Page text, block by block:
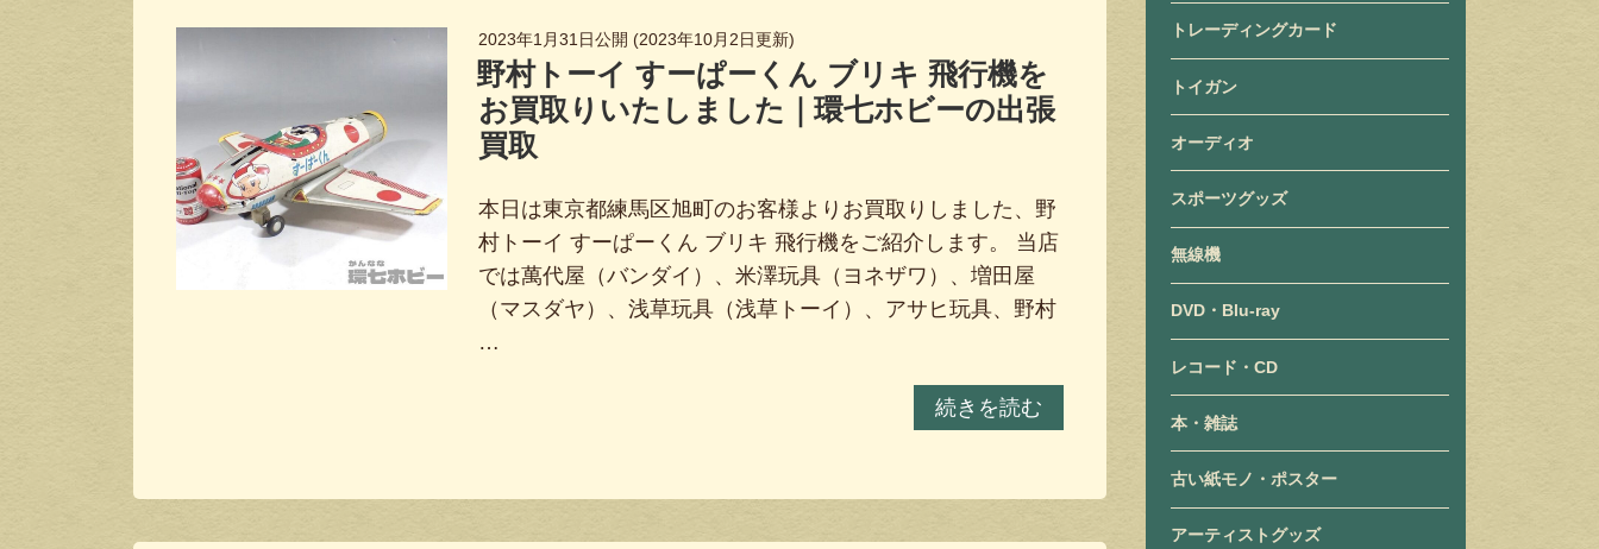
2023年1月31日公開 (2023年10月2日更新)
野村トーイ すーぱーくん ブリキ 飛行機を
お買取りいたしました｜環七ホビーの出張
買取
本日は東京都練馬区旭町のお客様よりお買取りしました、野
村トーイ すーぱーくん ブリキ 飛行機をご紹介します。 当店
では萬代屋（バンダイ）、米澤玩具（ヨネザワ）、増田屋
（マスダヤ）、浅草玩具（浅草トーイ）、アサヒ玩具、野村
…
続きを読む
トレーディングカード
トイガン
オーディオ
スポーツグッズ
無線機
DVD・Blu-ray
レコード・CD
本・雑誌
古い紙モノ・ポスター
アーティストグッズ